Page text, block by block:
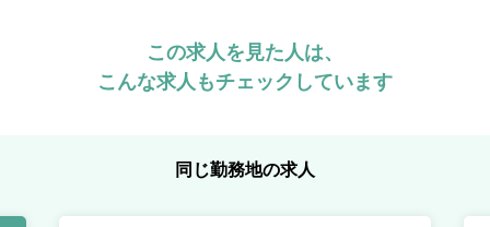
この求人を見た人は、
こんな求人もチェックしています
同じ勤務地の求人